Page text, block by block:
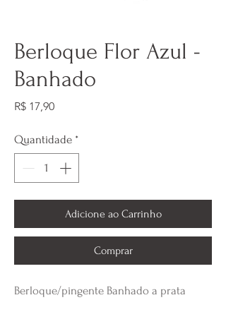
Berloque Flor Azul -
Banhado
R$ 17,90Preço
Quantidade *
Adicione ao Carrinho
Comprar
Berloque/pingente Banhado a prata